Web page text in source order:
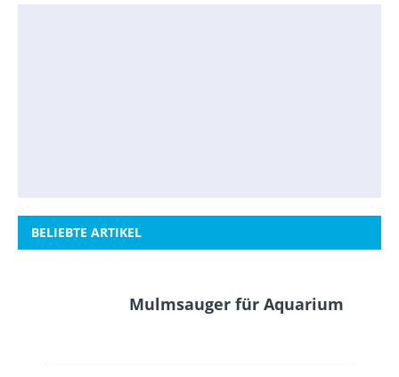
BELIEBTE ARTIKEL
Mulmsauger für Aquarium